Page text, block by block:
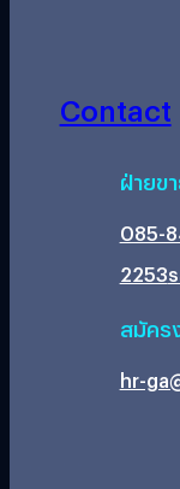
Contact
ฝ่ายข
085-
2253
สมัคร
hr-